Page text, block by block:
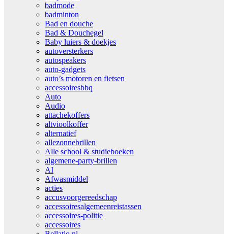
badmode
badminton
Bad en douche
Bad & Douchegel
Baby luiers & doekjes
autoversterkers
autospeakers
auto-gadgets
auto’s motoren en fietsen
accessoiresbbq
Auto
Audio
attachekoffers
altvioolkoffer
alternatief
allezonnebrillen
Alle school & studieboeken
algemene-party-brillen
AI
Afwasmiddel
acties
accusvoorgereedschap
accessoiresalgemeenreistassen
accessoires-politie
accessoires